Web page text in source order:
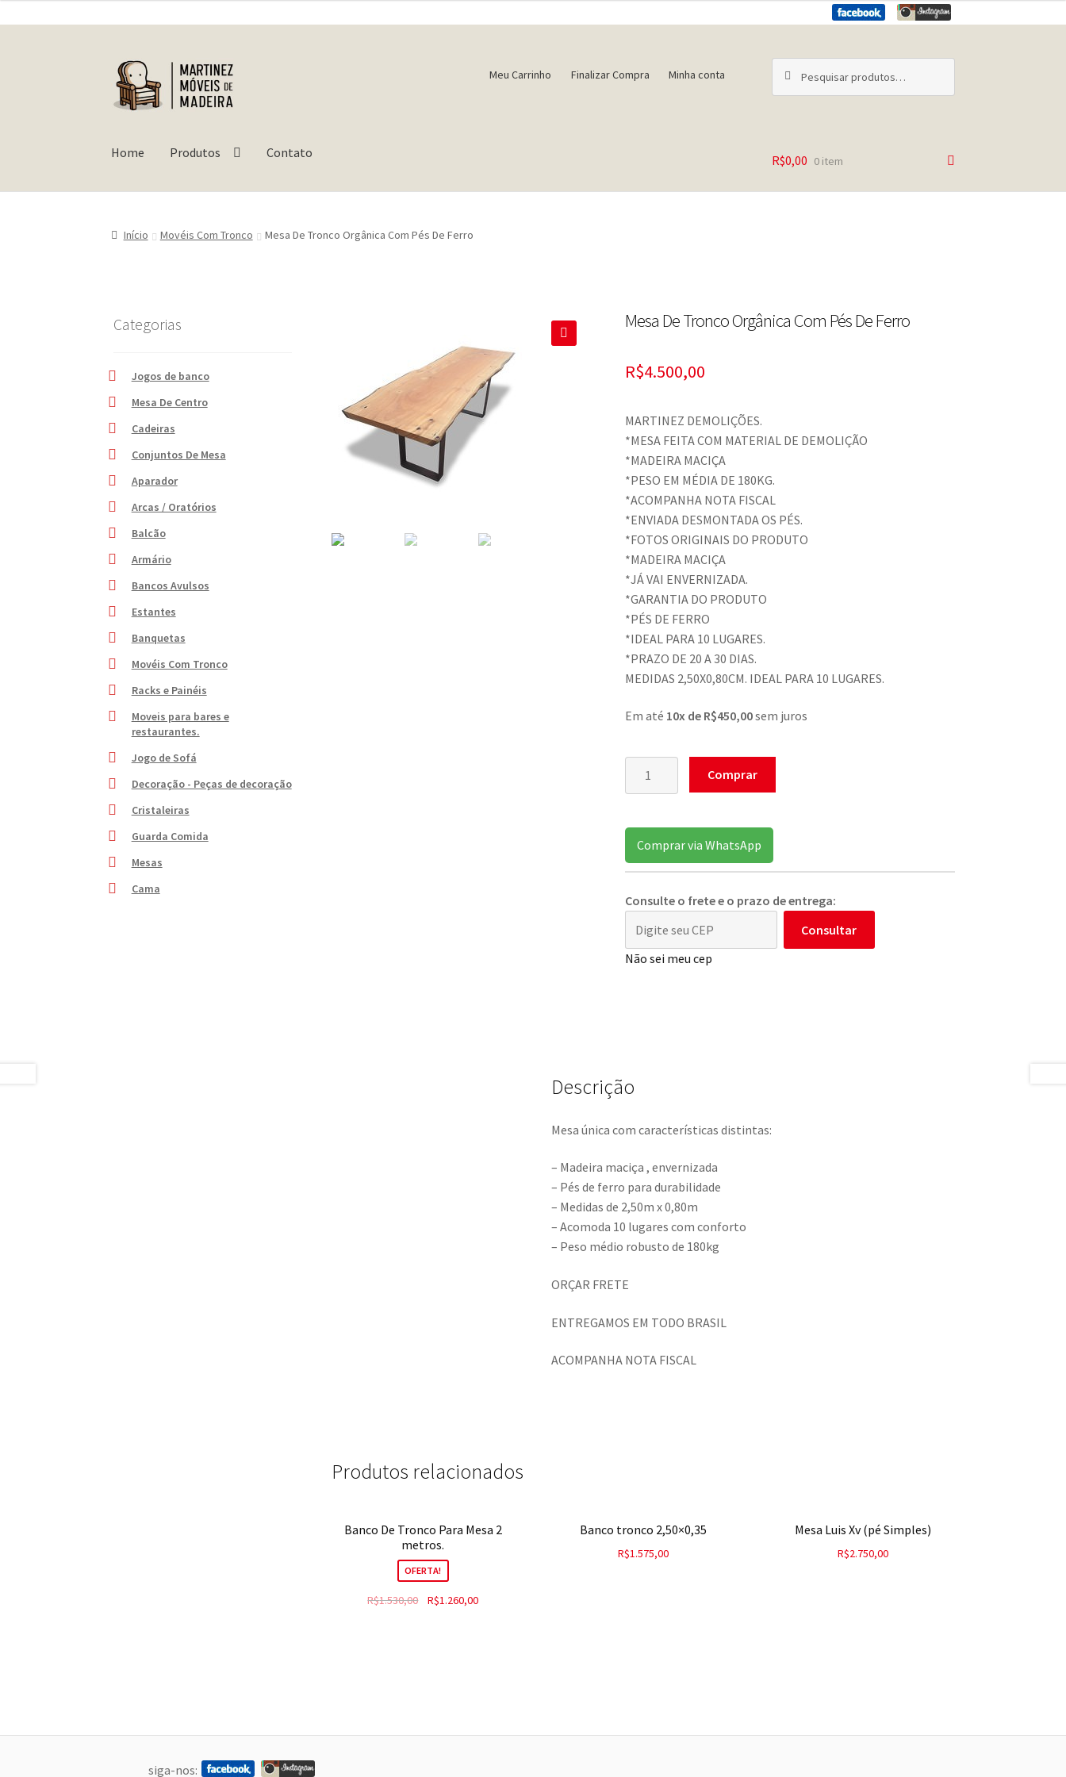
Pular
para
navegação
Pular
para
o
Meu Carrinho Finalizar Compra Minha conta
por:
Home Produtos Contato R$0,00 0 item
Início Movéis Com Tronco Mesa De Tronco Orgânica Com Pés De Ferro
Mesa De Tronco Orgânica Com Pés De Ferro
R$4.500,00
MARTINEZ DEMOLIÇÕES.
*MESA FEITA COM MATERIAL DE DEMOLIÇÃO
*MADEIRA MACIÇA
*PESO EM MÉDIA DE 180KG.
*ACOMPANHA NOTA FISCAL
*ENVIADA DESMONTADA OS PÉS.
*FOTOS ORIGINAIS DO PRODUTO
*MADEIRA MACIÇA
*JÁ VAI ENVERNIZADA.
*GARANTIA DO PRODUTO
*PÉS DE FERRO
*IDEAL PARA 10 LUGARES.
*PRAZO DE 20 A 30 DIAS.
MEDIDAS 2,50X0,80CM. IDEAL PARA 10 LUGARES.
Em até 10x de R$450,00sem juros
Orgânica
Com
Pés
Ferro
quantidade
Comprar
Comprar via WhatsApp
Consulte o frete e o prazo de entrega:
Consultar
Não sei meu cep
Descrição
Mesa única com características distintas:
– Madeira maciça , envernizada
– Pés de ferro para durabilidade
– Medidas de 2,50m x 0,80m
– Acomoda 10 lugares com conforto
– Peso médio robusto de 180kg
ORÇAR FRETE
ENTREGAMOS EM TODO BRASIL
ACOMPANHA NOTA FISCAL
Produtos relacionados
Banco De Tronco Para Mesa 2
metros.
OFERTA!
R$1.530,00 R$1.260,00
Banco tronco 2,50×0,35
R$1.575,00
Mesa Luis Xv (pé Simples)
R$2.750,00
Categorias
Jogos de banco
Mesa De Centro
Cadeiras
Conjuntos De Mesa
Aparador
Arcas / Oratórios
Balcão
Armário
Bancos Avulsos
Estantes
Banquetas
Movéis Com Tronco
Racks e Painéis
Moveis para bares e
restaurantes.
Jogo de Sofá
Decoração - Peças de decoração
Cristaleiras
Guarda Comida
Mesas
Cama
siga-nos: